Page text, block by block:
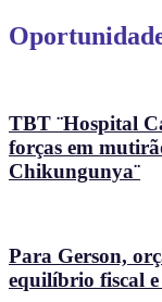
TBT ¨Hospital
forças em
Chikungunya¨
Para Gerson,
equilíbrio fiscal